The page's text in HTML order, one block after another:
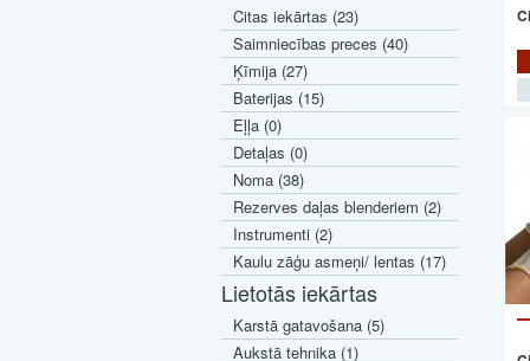
Citas iekārtas (23)
Saimniecības preces (40)
Ķīmija (27)
Baterijas (15)
Eļļa (0)
Detaļas (0)
Noma (38)
Rezerves daļas blenderiem (2)
Instrumenti (2)
Kaulu zāģu asmeņi/ lentas (17)
Lietotās iekārtas
Karstā gatavošana (5)
Aukstā tehnika (1)